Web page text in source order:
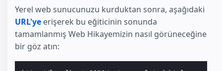
Yerel web sunucunuzu kurduktan sonra, aşağıdaki
URL'ye erişerek bu eğiticinin sonunda
tamamlanmış Web Hikayemizin nasıl görüneceğine
bir göz atın: